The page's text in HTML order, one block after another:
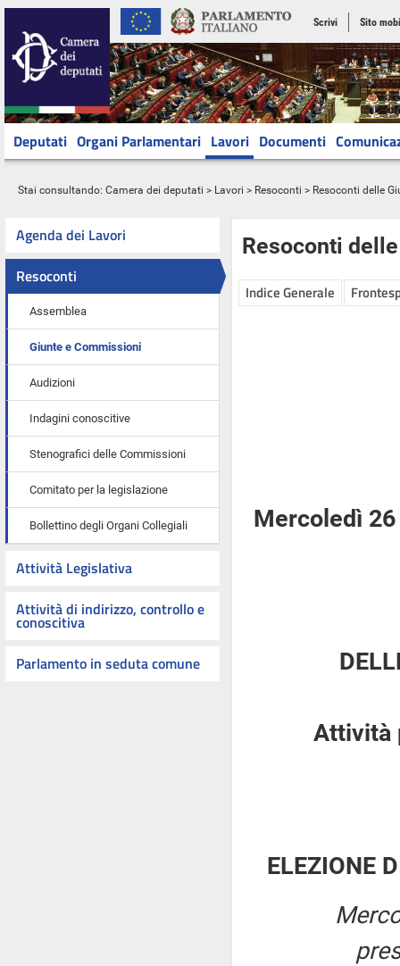
Scrivi Sito
Deputati Organi Parlamentari Lavori Documenti
Stai consultando: Camera dei deputati > Lavori > Resoconti > Resoconti delle
Agenda dei Lavori
Resoconti
Assemblea
Giunte e Commissioni
Audizioni
Indagini conoscitive
Stenografici delle Commissioni
Comitato per la legislazione
Bollettino degli Organi Collegiali
Attività Legislativa
Attività di indirizzo, controllo e
conoscitiva
Parlamento in seduta comune
Resoconti
Indice Generale
Mercoledì
Attività
ELEZIONE